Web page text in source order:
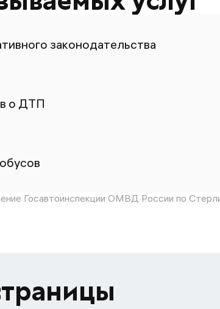
законодательства
о ДТП
Госавтоинспекции ОМВД России по